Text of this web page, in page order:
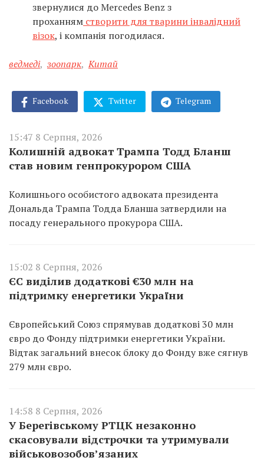
звернулися до Mercedes Benz з
проханням створити для тварини інвалідний
візок, і компанія погодилася.
ведмеді, зоопарк, Китай
Facebook Twitter Telegram
15:47 8 Серпня, 2026
Колишній адвокат Трампа Тодд Бланш
став новим генпрокурором США
Колишнього особистого адвоката президента
Дональда Трампа Тодда Бланша затвердили на
посаду генерального прокурора США.
15:02 8 Серпня, 2026
ЄС виділив додаткові €30 млн на
підтримку енергетики України
Європейський Союз спрямував додаткові 30 млн
євро до Фонду підтримки енергетики України.
Відтак загальний внесок блоку до Фонду вже сягнув
279 млн євро.
14:58 8 Серпня, 2026
У Берегівському РТЦК незаконно
скасовували відстрочки та утримували
військовозобов’язаних